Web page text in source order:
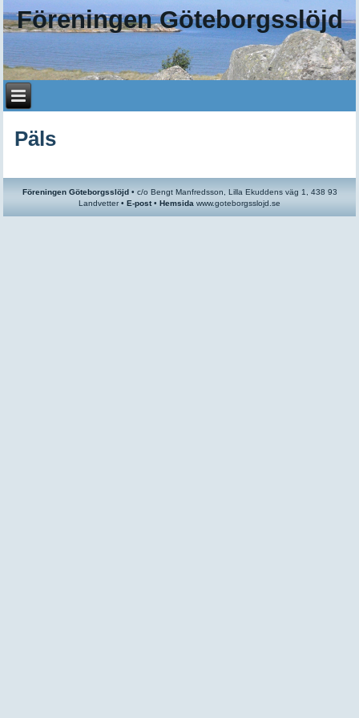
Föreningen Göteborgsslöjd
Päls
Föreningen Göteborgsslöjd • c/o Bengt Manfredsson, Lilla Ekuddens väg 1, 438 93
Landvetter • E-post• Hemsida www.goteborgsslojd.se